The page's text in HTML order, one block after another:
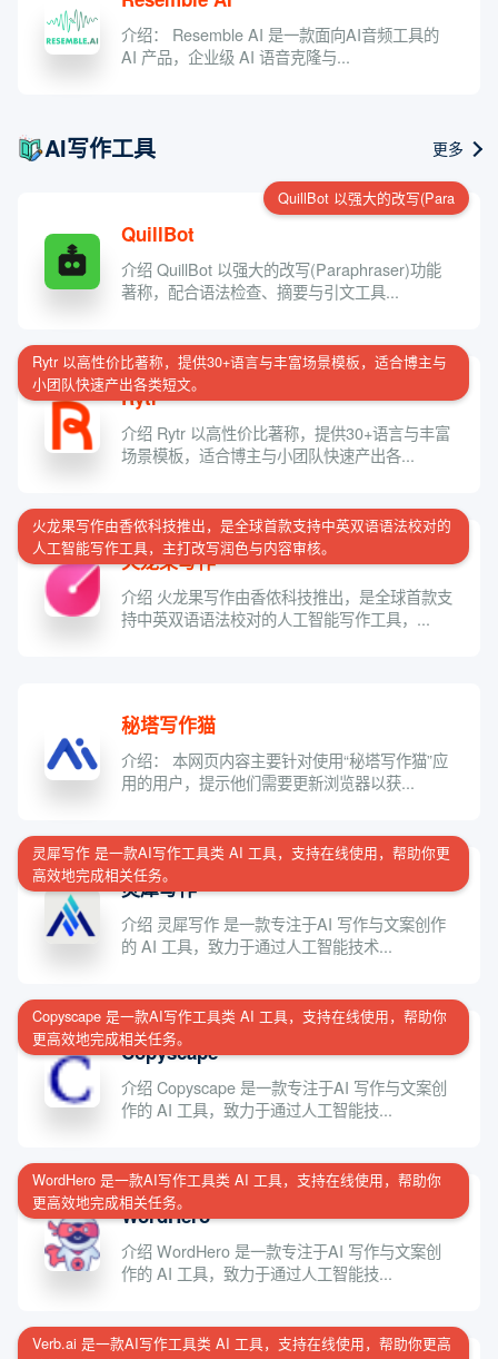
介绍： Resemble AI 是一款面向AI音频工具的
AI 产品，企业级 AI 语音克隆与...
AI写作工具 更多
QuillBot 以强大的改写(Para
QuillBot
介绍 QuillBot 以强大的改写(Paraphraser)功能
著称，配合语法检查、摘要与引文工具...
Rytr 以高性价比著称，提供30+语言与丰富场景模板，适合博主与
小团队快速产出各类短文。
Rytr
介绍 Rytr 以高性价比著称，提供30+语言与丰富
场景模板，适合博主与小团队快速产出各...
火龙果写作由香侬科技推出，是全球首款支持中英双语语法校对的
人工智能写作工具，主打改写润色与内容审核。
火龙果写作
介绍 火龙果写作由香侬科技推出，是全球首款支
持中英双语语法校对的人工智能写作工具，...
秘塔写作猫
介绍： 本网页内容主要针对使用“秘塔写作猫”应
用的用户，提示他们需要更新浏览器以获...
灵犀写作 是一款AI写作工具类 AI 工具，支持在线使用，帮助你更
高效地完成相关任务。
灵犀写作
介绍 灵犀写作 是一款专注于AI 写作与文案创作
的 AI 工具，致力于通过人工智能技术...
Copyscape 是一款AI写作工具类 AI 工具，支持在线使用，帮助你
更高效地完成相关任务。
Copyscape
介绍 Copyscape 是一款专注于AI 写作与文案创
作的 AI 工具，致力于通过人工智能技...
WordHero 是一款AI写作工具类 AI 工具，支持在线使用，帮助你
更高效地完成相关任务。
WordHero
介绍 WordHero 是一款专注于AI 写作与文案创
作的 AI 工具，致力于通过人工智能技...
Verb.ai 是一款AI写作工具类 AI 工具，支持在线使用，帮助你更高